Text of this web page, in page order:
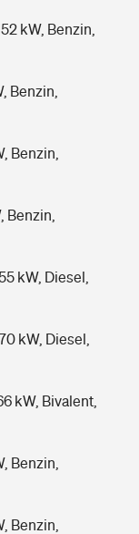
kW, Benzin,
Benzin,
Benzin,
Benzin,
kW, Diesel,
kW, Diesel,
kW, Bivalent,
Benzin,
Benzin,